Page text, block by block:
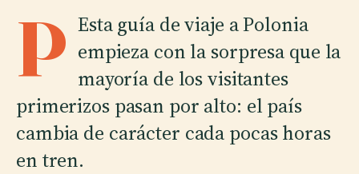
P Esta guía de viaje a Polonia
empieza con la sorpresa que la
mayoría de los visitantes
primerizos pasan por alto: el país
cambia de carácter cada pocas horas
en tren.